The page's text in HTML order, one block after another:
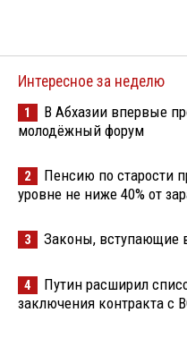
Интересное за неделю
1
В Абхазии впервые
молодёжный форум
2
Пенсию по старости
уровне не ниже 40% от
3 Законы, вступающие
4
Путин расширил
заключения контракта с